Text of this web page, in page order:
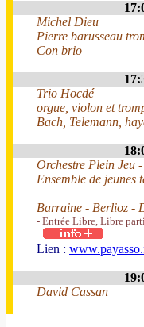
Michel Dieu
Pierre barusseau
Con brio
Trio Hocdé
orgue, violon et
Bach, Telemann,
Orchestre Plein Jeu
Ensemble de jeunes
Barraine - Berlioz -
- Entrée Libre, Libre
Lien :
David Cassan